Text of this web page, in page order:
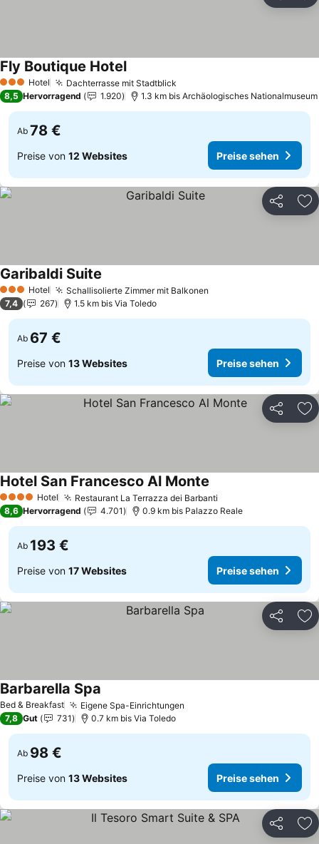
3 SterneHotel Dachterrasse mit Stadtblick
Fly Boutique Hotel
8,5 Hervorragend 1.920 1.3 km bis Archäologisches Nationalmuseum
Ab 78 €
Preise von 12 Websites Preise sehen
Teilen
3 SterneHotel Schallisolierte Zimmer mit Balkonen
Garibaldi Suite
7,4 267 1.5 km bis Via Toledo
Ab 67 €
Preise von 13 Websites Preise sehen
Teilen
4 Sterne Hotel Restaurant La Terrazza dei Barbanti
Hotel San Francesco Al Monte
8,6 Hervorragend 4.701 0.9 km bis Palazzo Reale
Ab 193 €
Preise von 17 Websites Preise sehen
Teilen
Bed & Breakfast Eigene Spa-Einrichtungen
Barbarella Spa
7,8 Gut 731 0.7 km bis Via Toledo
Ab 98 €
Preise von 13 Websites Preise sehen
Teilen